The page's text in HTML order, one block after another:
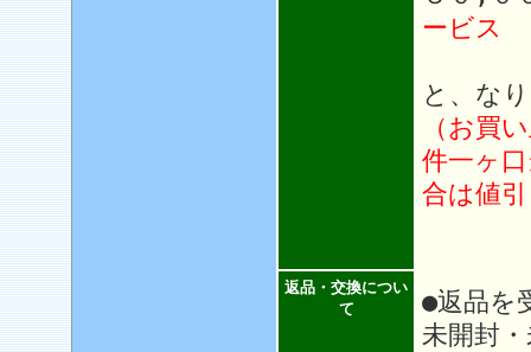
ービス
と、な
（お買
件一ヶ
合は値
返品・交換につい
て
●返品を
未開封